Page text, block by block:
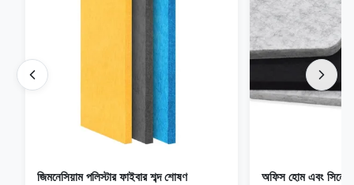
জিমনেসিয়াম পলিস্টার ফাইবার শব্দ শোষণ
অফিস হোম এবং